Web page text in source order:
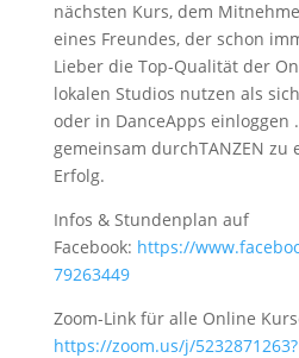
nächsten Kurs, dem
eines Freundes, der schon
Lieber die Top-Qualität der
lokalen Studios nutzen als
oder in DanceApps einloggen
gemeinsam durchTANZEN zu
Erfolg.
Infos & Stundenplan auf
Facebook: https://
79263449
Zoom-Link für alle Online
https://zoom.us/j/5232871263?